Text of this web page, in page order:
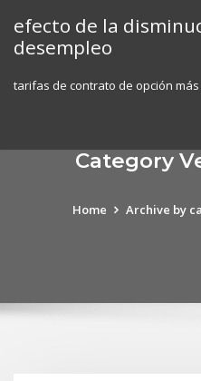
content
efecto de la
desempleo
tarifas de contrato de opción
Category
Home Archive by